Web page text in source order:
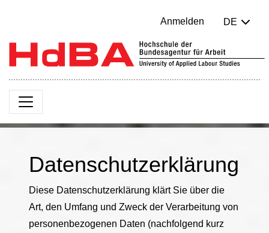
Anmelden DE
Datenschutzerklärung
Diese Datenschutzerklärung klärt Sie über die
Art, den Umfang und Zweck der Verarbeitung von
personenbezogenen Daten (nachfolgend kurz